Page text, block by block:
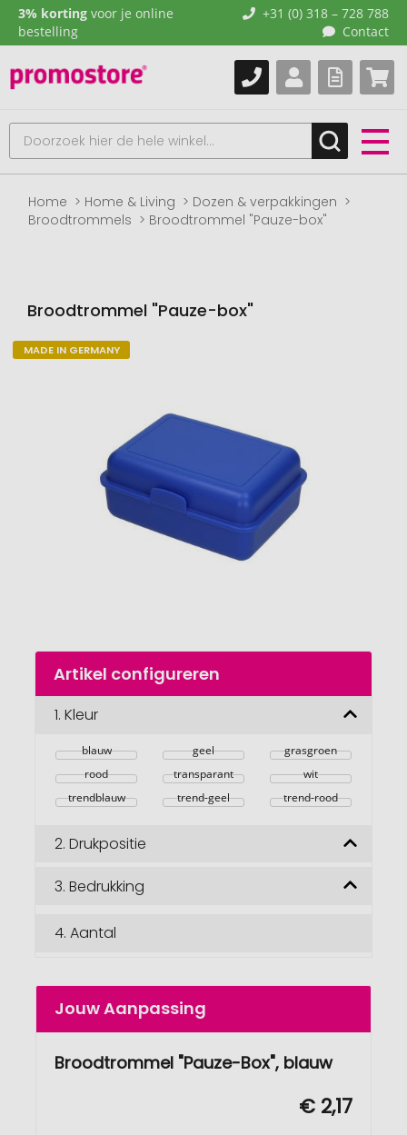
3% korting voor je online
bestelling
+31 (0) 318 – 728 788
Contact
Home Home & Living
Dozen & verpakkingen
Broodtrommels
Broodtrommel "Pauze-box"
Broodtrommel "Pauze-box"
Naar
afbeeldingengalerij
Naar
begin
afbeeldingengalerij
MADE IN GERMANY
Artikel configureren
1. Kleur
blauw geel
grasgroen
rood
transparant
wit
trendblauw
trend-geel trend-rood
2. Drukpositie
3. Bedrukking
4. Aantal
Jouw Aanpassing
Broodtrommel "Pauze-Box", blauw
€ 2,17